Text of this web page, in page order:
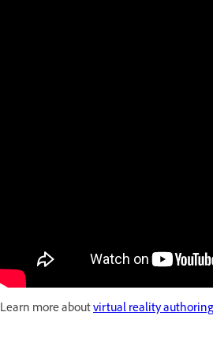
Learn more aboutvirtual reality